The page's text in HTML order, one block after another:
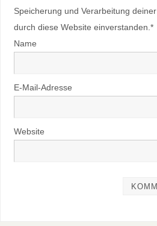
Speicherung und Verarbeitung
durch diese Website einverstanden.*
Name
E-Mail-Adresse
Website